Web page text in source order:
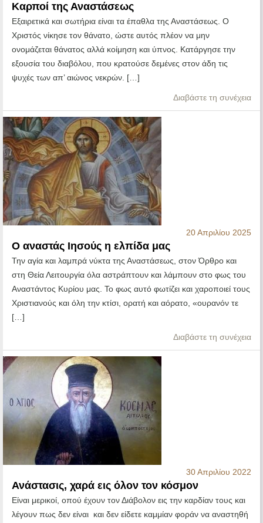
Καρποί της Αναστάσεως
Εξαιρετικά και σωτήρια είναι τα έπαθλα της Αναστάσεως. Ο
Χριστός νίκησε τον θάνατο, ώστε αυτός πλέον να μην
ονομάζεται θάνατος αλλά κοίμηση και ύπνος. Κατάργησε την
εξουσία του διαβόλου, που κρατούσε δεμένες στον άδη τις
ψυχές των απ’ αιώνος νεκρών. […]
Διαβάστε τη συνέχεια
20 Απριλίου 2025
Ο αναστάς Ιησούς η ελπίδα μας
Την αγία και λαμπρά νύκτα της Αναστάσεως, στον Όρθρο και
στη Θεία Λειτουργία όλα αστράπτουν και λάμπουν στο φως του
Αναστάντος Κυρίου μας. Το φως αυτό φωτίζει και χαροποιεί τους
Χριστιανούς και όλη την κτίσι, ορατή και αόρατο, «ουρανόν τε
[…]
Διαβάστε τη συνέχεια
30 Απριλίου 2022
Ανάστασις, χαρά εις όλον τον κόσμον
Είναι μερικοί, οπού έχουν τον Διάβολον εις την καρδίαν τους και
λέγουν πως δεν είναι και δεν είδετε καμμίαν φοράν να αναστηθή